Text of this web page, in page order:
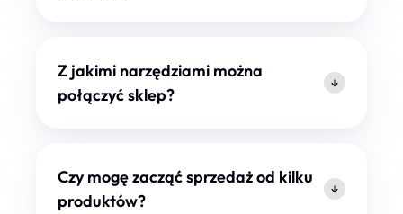
Z jakimi narzędziami można
połączyć sklep?
Czy mogę zacząć sprzedaż od kilku
produktów?